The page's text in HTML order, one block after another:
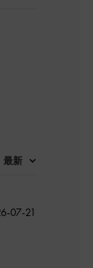
最新
07-21